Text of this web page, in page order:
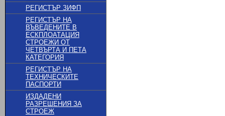
РЕГИСТЪР ЗИФП
РЕГИСТЪР НА
ВЪВЕДЕНИТЕ В
ЕСКПЛОАТАЦИЯ
СТРОЕЖИ ОТ
ЧЕТВЪРТА И ПЕТА
КАТЕГОРИЯ
РЕГИСТЪР НА
ТЕХНИЧЕСКИТЕ
ПАСПОРТИ
ИЗДАДЕНИ
РАЗРЕШЕНИЯ ЗА
СТРОЕЖ